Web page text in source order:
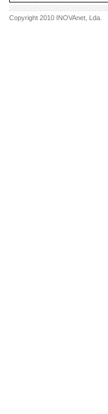
Copyright 2010 INOVAnet , Lda.